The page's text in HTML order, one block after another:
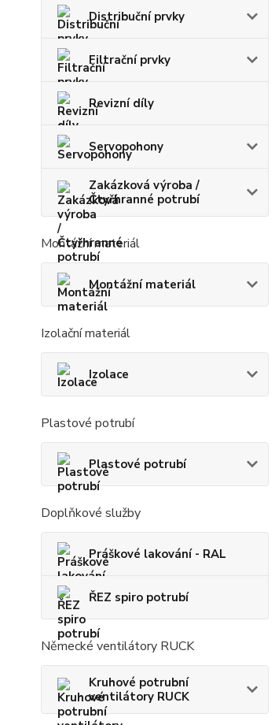
Distribuční prvky
Filtrační prvky
Revizní díly
Servopohony
Zakázková výroba /
Čtyřhranné potrubí
Montážní materiál
Montážní materiál
Izolační materiál
Izolace
Plastové potrubí
Plastové potrubí
Doplňkové služby
Práškové lakování - RAL
ŘEZ spiro potrubí
Německé ventilátory RUCK
Kruhové potrubní
ventilátory RUCK